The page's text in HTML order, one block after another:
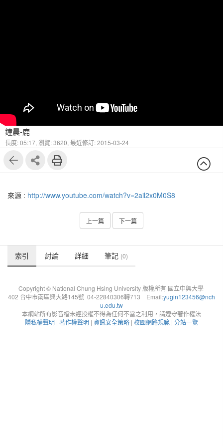
鐘晨-鹿
長度: 05:17, 瀏覽: 3620, 最近修訂: 2015-03-24
來源 : http://www.youtube.com/watch?v=2ail2x0M0S8
上一篇 下一篇
索引 討論 詳細 筆記 (0)
Copyright © National Chung Hsing University 版權所有 國立中興大學
402 台中市南區興大路145號 04-22840306轉713 Email:yugin123456@nch
u.edu.tw
本網站所有影音檔未經授權不得為任何不當之利用，請遵守著作權法
隱私權聲明 | 著作權聲明 | 資訊安全策略 | 校園網路規範 | 分站一覽